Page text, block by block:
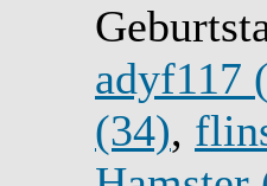
adyf117
(34),